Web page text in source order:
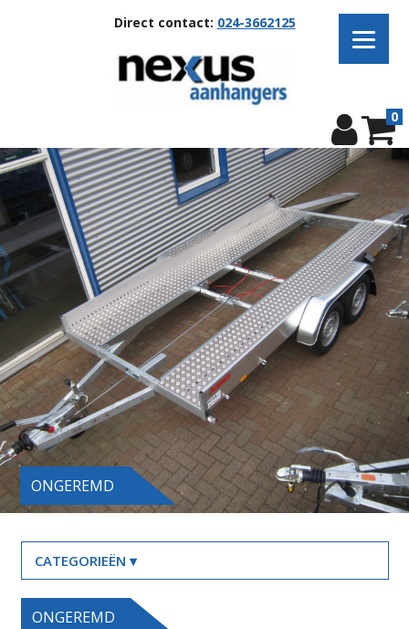
Direct contact: 024-3662125
0
ONGEREMD
ONGEREMD